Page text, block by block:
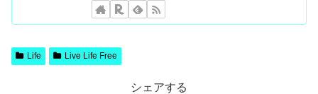
Life Live Life Free
シェアする